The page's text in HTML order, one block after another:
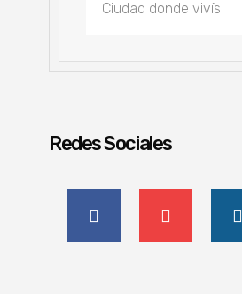
Redes Sociales